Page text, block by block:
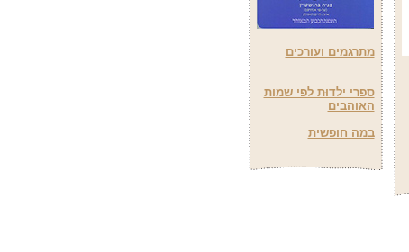
מתרגמים ועורכים
ספרי ילדוּת לפי שמות
האוהבים
במה חופשית